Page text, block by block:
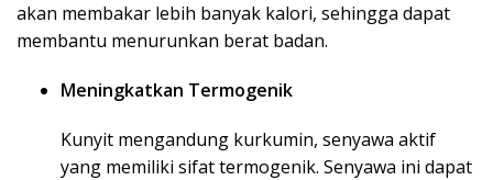
akan membakar lebih banyak kalori, sehingga dapat
membantu menurunkan berat badan.
Meningkatkan Termogenik
Kunyit mengandung kurkumin, senyawa aktif
yang memiliki sifat termogenik. Senyawa ini dapat